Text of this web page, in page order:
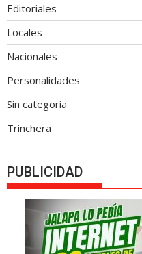
Editoriales
Locales
Nacionales
Personalidades
Sin categoría
Trinchera
PUBLICIDAD